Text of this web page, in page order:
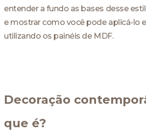
entender a fundo as bases desse
e mostrar como você pode aplicá-lo
utilizando os painéis de MDF.
Decoração
que é?